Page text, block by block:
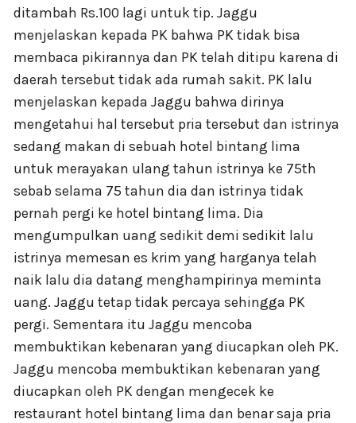
ditambah Rs.100 lagi untuk tip. Jaggu
menjelaskan kepada PK bahwa PK tidak bisa
membaca pikirannya dan PK telah ditipu karena di
daerah tersebut tidak ada rumah sakit. PK lalu
menjelaskan kepada Jaggu bahwa dirinya
mengetahui hal tersebut pria tersebut dan istrinya
sedang makan di sebuah hotel bintang lima
untuk merayakan ulang tahun istrinya ke 75th
sebab selama 75 tahun dia dan istrinya tidak
pernah pergi ke hotel bintang lima. Dia
mengumpulkan uang sedikit demi sedikit lalu
istrinya memesan es krim yang harganya telah
naik lalu dia datang menghampirinya meminta
uang. Jaggu tetap tidak percaya sehingga PK
pergi. Sementara itu Jaggu mencoba
membuktikan kebenaran yang diucapkan oleh PK.
Jaggu mencoba membuktikan kebenaran yang
diucapkan oleh PK dengan mengecek ke
restaurant hotel bintang lima dan benar saja pria